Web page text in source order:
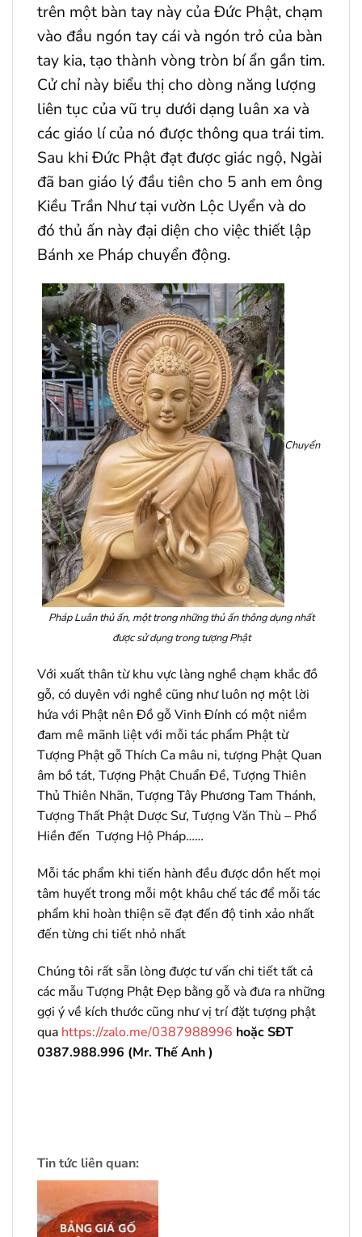
trên một bàn tay này của Đức Phật, chạm
vào đầu ngón tay cái và ngón trỏ của bàn
tay kia, tạo thành vòng tròn bí ẩn gần tim.
Cử chỉ này biểu thị cho dòng năng lượng
liên tục của vũ trụ dưới dạng luân xa và
các giáo lí của nó được thông qua trái tim.
Sau khi Đức Phật đạt được giác ngộ, Ngài
đã ban giáo lý đầu tiên cho 5 anh em ông
Kiều Trần Như tại vườn Lộc Uyển và do
đó thủ ấn này đại diện cho việc thiết lập
Bánh xe Pháp chuyển động.
Chuyển
Pháp Luân thủ ấn, một trong những thủ ấn thông dụng nhất
được sử dụng trong tượng Phật
Với xuất thân từ khu vực làng nghề chạm khắc đồ
gỗ, có duyên với nghề cũng như luôn nợ một lời
hứa với Phật nên Đồ gỗ Vinh Đính có một niềm
đam mê mãnh liệt với mỗi tác phẩm Phật từ
Tượng Phật gỗ Thích Ca mâu ni, tượng Phật Quan
âm bồ tát, Tượng Phật Chuẩn Đề, Tượng Thiên
Thủ Thiên Nhãn, Tượng Tây Phương Tam Thánh,
Tượng Thất Phật Dược Sư, Tượng Văn Thù – Phổ
Hiền đến Tượng Hộ Pháp……
Mỗi tác phẩm khi tiến hành đều được dồn hết mọi
tâm huyết trong mỗi một khâu chế tác để mỗi tác
phẩm khi hoàn thiện sẽ đạt đến độ tinh xảo nhất
đến từng chi tiết nhỏ nhất
Chúng tôi rất sẵn lòng được tư vấn chi tiết tất cả
các mẫu Tượng Phật Đẹp bằng gỗ và đưa ra những
gợi ý về kích thước cũng như vị trí đặt tượng phật
qua https://zalo.me/0387988996 hoặc SĐT
0387.988.996 (Mr. Thế Anh )
Tin tức liên quan: